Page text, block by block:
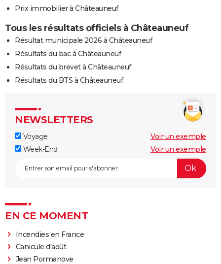
Prix immobilier à Châteauneuf
Tous les résultats officiels à Châteauneuf
Résultat municipale 2026 à Châteauneuf
Résultats du bac à Châteauneuf
Résultats du brevet à Châteauneuf
Résultats du BTS à Châteauneuf
NEWSLETTERS
Voyage
Voir un exemple
Week-End
Voir un exemple
EN CE MOMENT
Incendies en France
Canicule d'août
Jean Pormanove